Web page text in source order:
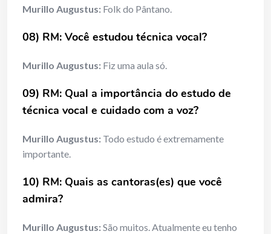
Murillo Augustus: Folk do Pântano.
08) RM: Você estudou técnica vocal?
Murillo Augustus: Fiz uma aula só.
09) RM: Qual a importância do estudo de
técnica vocal e cuidado com a voz?
Murillo Augustus: Todo estudo é extremamente
importante.
10) RM: Quais as cantoras(es) que você
admira?
Murillo Augustus:São muitos. Atualmente eu tenho